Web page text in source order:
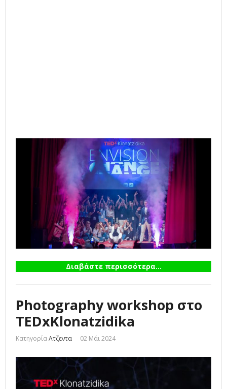
Διαβάστε περισσότερα...
Photography workshop στο
TEDxKlonatzidika
ΚατηγορίαΑτζεντα 02 Μάι 2024